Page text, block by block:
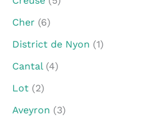
Cher (6)
District de Nyon (1)
Cantal(4)
Lot (2)
Aveyron (3)